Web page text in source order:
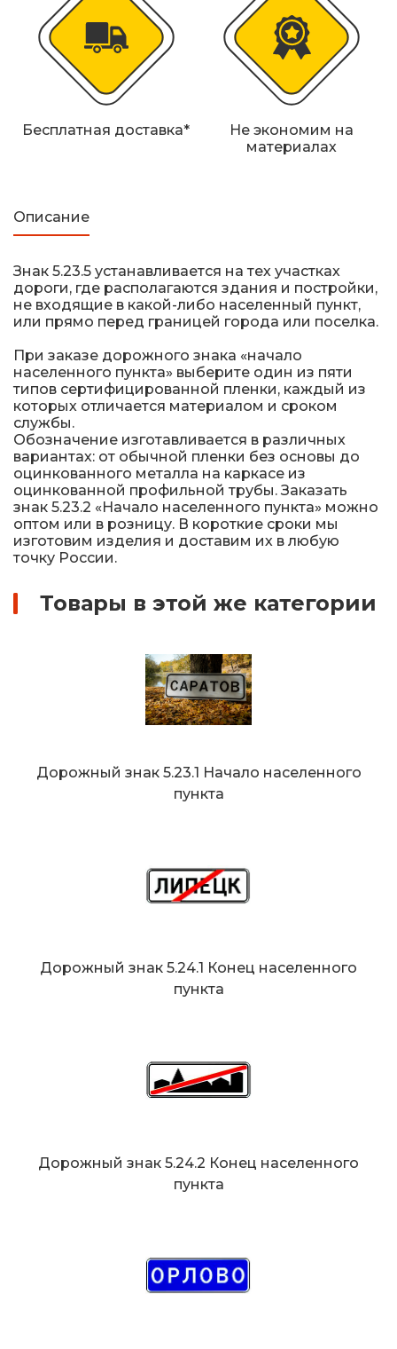
Железнодорожные путевые знаки
Прочее
Бесплатная доставка*
Не экономим на
материалах
Описание
Знак 5.23.5 устанавливается на тех участках
дороги, где располагаются здания и постройки,
не входящие в какой-либо населенный пункт,
или прямо перед границей города или поселка.
При заказе дорожного знака «начало
населенного пункта» выберите один из пяти
типов сертифицированной пленки, каждый из
которых отличается материалом и сроком
службы.
Обозначение изготавливается в различных
вариантах: от обычной пленки без основы до
оцинкованного металла на каркасе из
оцинкованной профильной трубы. Заказать
знак 5.23.2 «Начало населенного пункта» можно
оптом или в розницу. В короткие сроки мы
изготовим изделия и доставим их в любую
точку России.
Товары в этой же категории
Дорожный знак 5.23.1 Начало населенного
пункта
Дорожный знак 5.24.1 Конец населенного
пункта
Дорожный знак 5.24.2 Конец населенного
пункта